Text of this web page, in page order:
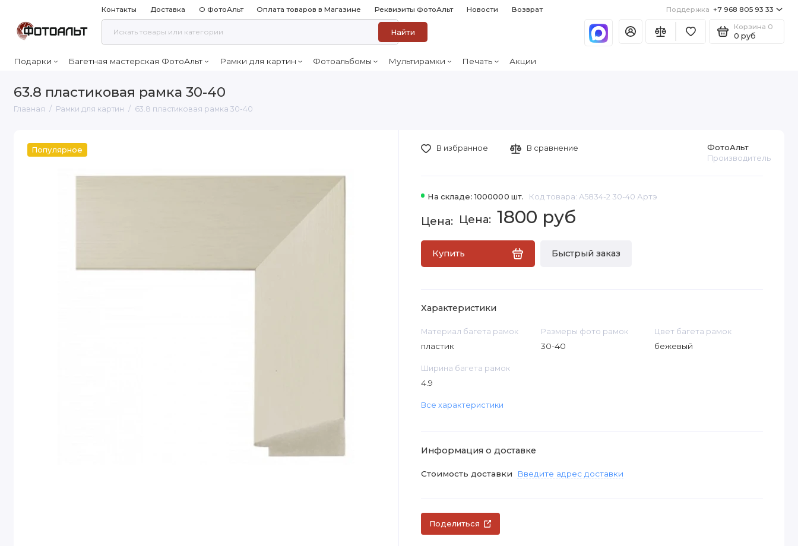
Контакты Доставка О ФотоАльт Оплата товаров в Магазине Реквизиты ФотоАльт Новости Возврат Поддержка +7 968 805 93 33
Найти
Корзина 0
0 руб
Подарки Багетная мастерская ФотоАльт Рамки для картин Фотоальбомы Мультирамки Печать Акции
63.8 пластиковая рамка 30-40
Главная Рамки для картин 63.8 пластиковая рамка 30-40
Популярное
На складе: 1000000 шт. Код товара: A5834-2 30-40 Артэ
ФотоАльт
Производитель
1800 руб
Купить Быстрый заказ
В избранное В сравнение
Характеристики
Материал багета рамок
пластик
Размеры фото рамок
30-40
Цвет багета рамок
бежевый
Ширина багета рамок
4.9
Все характеристики
Информация о доставке
Стоимость доставки Введите адрес доставки
Поделиться